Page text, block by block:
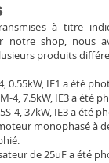
à titre
notre shop, nous
produits
0.55kW, IE1 a été
4, 7.5kW, IE3 a été
4, 37kW, IE3 a été
monophasé à
de 25uF a été